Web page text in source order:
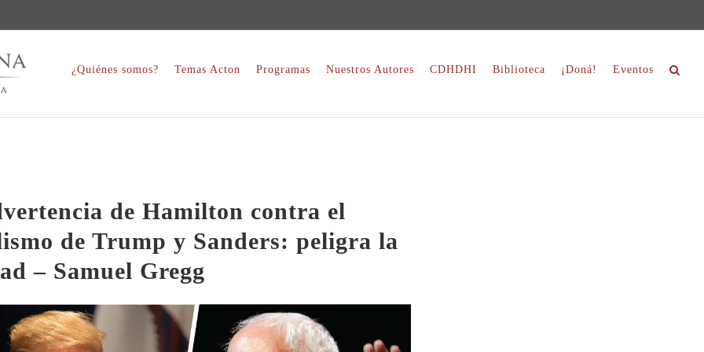
¿Quiénes somos? Temas Acton Programas Nuestros Autores CDHDHI Biblioteca ¡Doná! Eventos
de Hamilton contra el
de Trump y Sanders: peligra la
– Samuel Gregg